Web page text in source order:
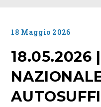
18 Maggio 2026
18.05.2026